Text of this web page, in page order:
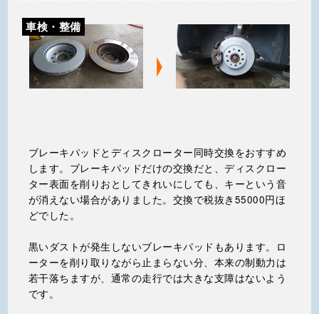
車検・整備
ブレーキパッドとディスクローター同時交換をおすすめ
します。ブレーキパッドだけの交換だと、ディスクロー
ター表面を削りおとしてきれいにしても、キーという音
が消えない場合がありました。交換で税抜き55000円ほ
どでした。
黒いダストが発生しないブレーキパッドもあります。ロ
ーターを削り取りながら止まらない分、本来の制動力は
若干落ちますが、通常の走行では大きな支障はないよう
です。